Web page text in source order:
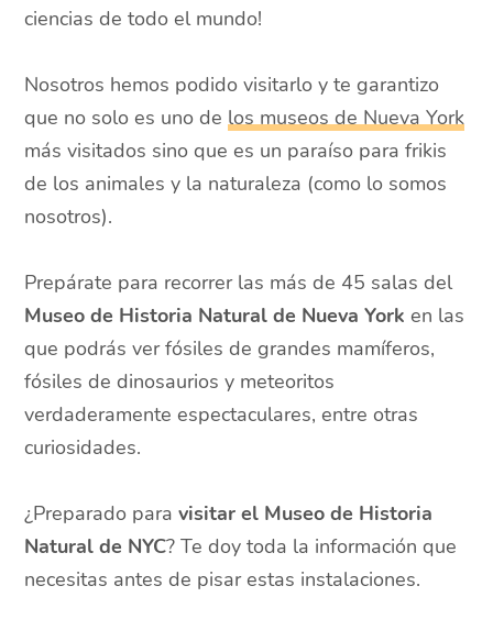
ciencias de todo el mundo!
Nosotros hemos podido visitarlo y te garantizo
que no solo es uno delos museos de Nueva York
más visitados sino que es un paraíso para frikis
de los animales y la naturaleza (como lo somos
nosotros).
Prepárate para recorrer las más de 45 salas del
Museo de Historia Natural de Nueva York en las
que podrás ver fósiles de grandes mamíferos,
fósiles de dinosaurios y meteoritos
verdaderamente espectaculares, entre otras
curiosidades.
¿Preparado paravisitar el Museo de Historia
Natural de NYC? Te doy toda la información que
necesitas antes de pisar estas instalaciones.